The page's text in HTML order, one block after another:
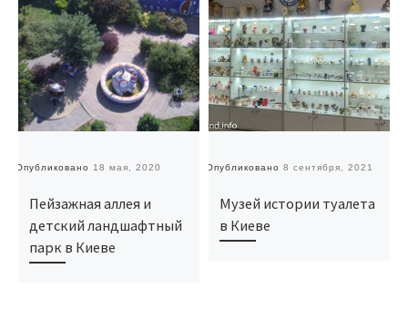
Опубликовано 18 мая, 2020
Пейзажная аллея и
детский ландшафтный
парк в Киеве
Опубликовано 8 сентября, 2021
Музей истории туалета
в Киеве